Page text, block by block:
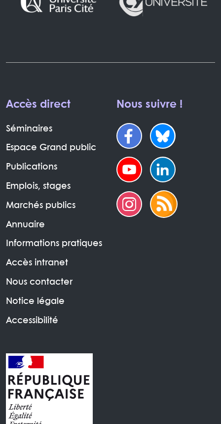
Accès direct
Séminaires
Espace Grand public
Publications
Emplois, stages
Marchés publics
Annuaire
Informations pratiques
Accès intranet
Nous contacter
Notice légale
Accessibilité
Nous suivre !